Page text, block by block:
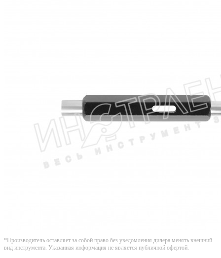
*Производитель оставляет за собой право без уведомления дилера менять внешний
вид инструмента. Указанная информация не является публичной офертой.